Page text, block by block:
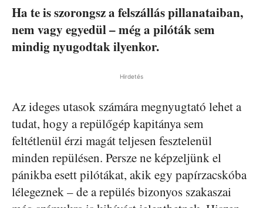
Ha te is szorongsz a felszállás pillanataiban,
nem vagy egyedül – még a pilóták sem
mindig nyugodtak ilyenkor.
Hirdetés
Az ideges utasok számára megnyugtató lehet a
tudat, hogy a repülőgép kapitánya sem
feltétlenül érzi magát teljesen fesztelenül
minden repülésen. Persze ne képzeljünk el
pánikba esett pilótákat, akik egy papírzacskóba
lélegeznek – de a repülés bizonyos szakaszai